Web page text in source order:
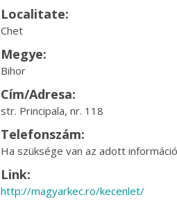
Localitate:
Chet
Megye:
Bihor
Cím/Adresa:
str. Principala, nr. 118
Telefonszám:
Ha szüksége van az adott
Link:
http://magyarkec.ro/kecenlet/